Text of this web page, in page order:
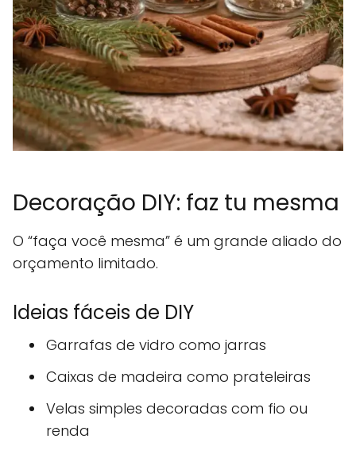
Decoração DIY: faz tu mesma
O “faça você mesma” é um grande aliado do
orçamento limitado.
Ideias fáceis de DIY
Garrafas de vidro como jarras
Caixas de madeira como prateleiras
Velas simples decoradas com fio ou
renda